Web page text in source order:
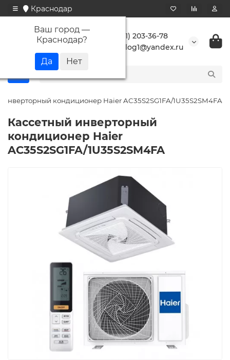
Краснодар
Ваш город —
Краснодар?
+7 (861) 203-36-78
buranlog1@yandex.ru
инверторный кондиционер Haier AC35S2SG1FA/1U35S2SM4FA
Кассетный инверторный
кондиционер Haier
AC35S2SG1FA/1U35S2SM4FA